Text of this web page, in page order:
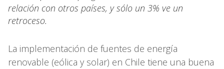
relación con otros países, y sólo un 3% ve un
retroceso.
La implementación de fuentes de energía
renovable (eólica y solar) en Chile tiene una buena